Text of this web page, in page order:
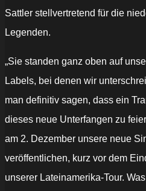
Sattler stellvertretend für die
Legenden.
„Sie standen ganz oben auf
Labels, bei denen wir
man definitiv sagen, dass ein
dieses neue Unterfangen zu
am 2. Dezember unsere neue
veröffentlichen, kurz vor dem
unserer Lateinamerika-Tour.